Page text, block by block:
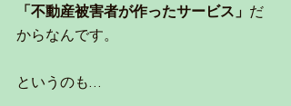
「不動産被害者が作ったサービス」 だ
からなんです。
というのも…